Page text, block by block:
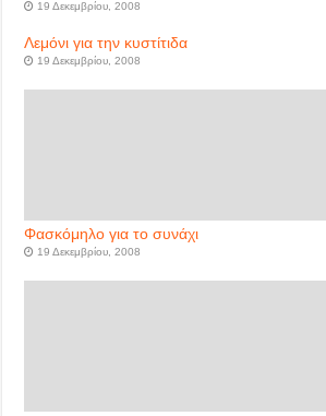
19 Δεκεμβρίου, 2008
Λεμόνι για την κυστίτιδα
19 Δεκεμβρίου, 2008
Φασκόμηλο για το συνάχι
19 Δεκεμβρίου, 2008